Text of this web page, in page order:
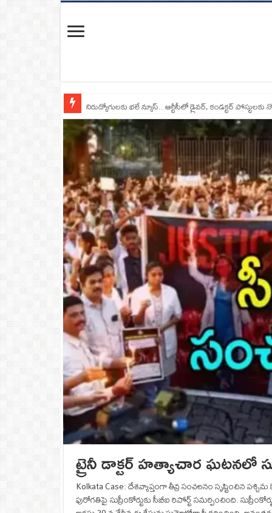
నిరుద్యోగులకు భలే న్యూస్.. ఆర్టీసీలో డ్రైవర్, కండక్టర్‌
ట్రైనీ డాక్టర్‌ హత్యాచార ఘటనలో
Kolkata Case: దేశవ్యాప్తంగా తీవ్ర సంచలనం సృష్టించిన
పురోగతిపై సుప్రీంకోర్టుకు సీబీఐ రిపోర్ట్ సమర్పించింది.